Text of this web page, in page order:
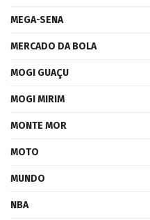
MEGA-SENA
MERCADO DA BOLA
MOGI GUAÇU
MOGI MIRIM
MONTE MOR
MOTO
MUNDO
NBA